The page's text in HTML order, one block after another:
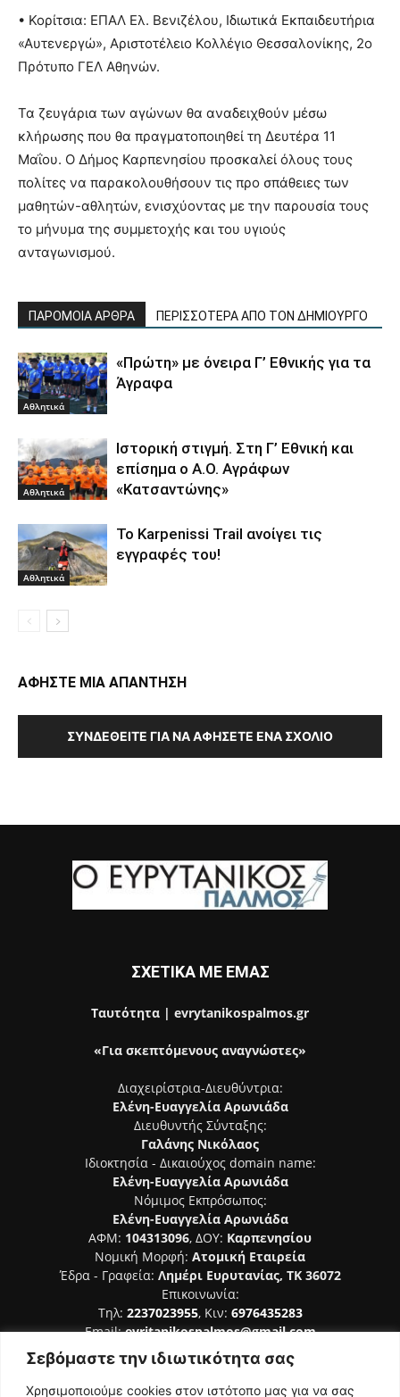
Σεβόμαστε την ιδιωτικότητα σας
Χρησιμοποιούμε cookies στον ιστότοπο μας για να σας
• Κορίτσια: ΕΠΑΛ Ελ. Βενιζέλου, Ιδιωτικά Εκπαιδευτήρια
«Αυτενεργώ», Αριστοτέλειο Κολλέγιο Θεσσαλονίκης, 2ο
Πρότυπο ΓΕΛ Αθηνών.
Τα ζευγάρια των αγώνων θα αναδειχθούν μέσω
κλήρωσης που θα πραγματοποιηθεί τη Δευτέρα 11
Μαΐου. Ο Δήμος Καρπενησίου προσκαλεί όλους τους
πολίτες να παρακολουθήσουν τις προ σπάθειες των
μαθητών-αθλητών, ενισχύοντας με την παρουσία τους
το μήνυμα της συμμετοχής και του υγιούς
ανταγωνισμού.
ΠΑΡΟΜΟΙΑ ΑΡΘΡΑ ΠΕΡΙΣΣΟΤΕΡΑ ΑΠΟ ΤΟΝ ΔΗΜΙΟΥΡΓΟ
Αθλητικά
«Πρώτη» με όνειρα Γ’ Εθνικής για τα
Άγραφα
Αθλητικά
Ιστορική στιγμή. Στη Γ’ Εθνική και
επίσημα ο Α.Ο. Αγράφων
«Κατσαντώνης»
Αθλητικά
Το Karpenissi Trail ανοίγει τις
εγγραφές του!
ΑΦΗΣΤΕ ΜΙΑ ΑΠΑΝΤΗΣΗ
ΣΥΝΔΕΘΕΊΤΕ ΓΙΑ ΝΑ ΑΦΉΣΕΤΕ ΈΝΑ ΣΧΌΛΙΟ
ΣΧΕΤΙΚΑ ΜΕ ΕΜΑΣ
Ταυτότητα | evrytanikospalmos.gr
«Για σκεπτόμενους αναγνώστες»
Διαχειρίστρια-Διευθύντρια:
Ελένη-Ευαγγελία Αρωνιάδα
Διευθυντής Σύνταξης:
Γαλάνης Νικόλαος
Ιδιοκτησία - Δικαιούχος domain name:
Ελένη-Ευαγγελία Αρωνιάδα
Νόμιμος Εκπρόσωπος:
Ελένη-Ευαγγελία Αρωνιάδα
ΑΦΜ: 104313096, ΔΟΥ: Καρπενησίου
Νομική Μορφή: Ατομική Εταιρεία
Έδρα - Γραφεία: Λημέρι Ευρυτανίας, ΤΚ 36072
Επικοινωνία:
Τηλ: 2237023955, Κιν: 6976435283
Email:evritanikospalmos@gmail.com
Αριθμός Πιστοποίησης Μ.Η.Τ. 242044